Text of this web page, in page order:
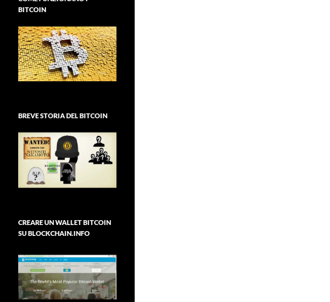
BITCOIN
BREVE STORIA DEL BITCOIN
CREARE UN WALLET BITCOIN
SU BLOCKCHAIN.INFO